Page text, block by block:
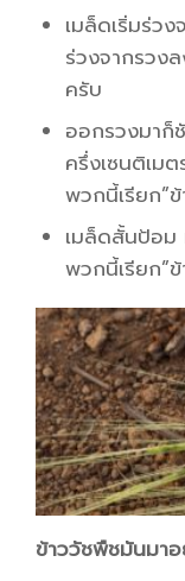
เมล็ดเริ่มร่ว
ร่วงจากรวง
ครับ
ออกรวงมาก็
ครึ่งเซนติเม
พวกนี้เรียก”
เมล็ดสั้นป้อม
พวกนี้เรียก”
ข้าววัชพืชมันมาอ